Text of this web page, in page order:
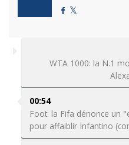
WTA 1000: la N.1
00:54
Foot: la Fifa dénonce un
pour affaiblir Infantino